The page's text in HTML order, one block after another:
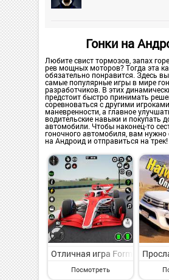
Гонки на
Любите свист тормозов, запах
рев мощных моторов? Тогда эта
обязательно понравится. Здесь
самые популярные игры в мире
разработчиков. В этих
предстоит быстро принимать
соревноваться с другими
маневренности, а главное
водительские навыки и покупать
автомобили. Чтобы наконец-то
гоночного автомобиля, вам нужно
на Андроид и отправиться на трек!
Отличная игра Formula Car
Посмотреть